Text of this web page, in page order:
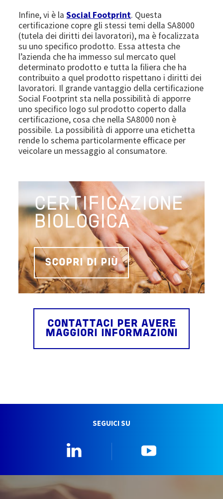
Infine, vi è laSocial Footprint. Questa
certificazione copre gli stessi temi della SA8000
(tutela dei diritti dei lavoratori), ma è focalizzata
su uno specifico prodotto. Essa attesta che
l’azienda che ha immesso sul mercato quel
determinato prodotto e tutta la filiera che ha
contribuito a quel prodotto rispettano i diritti dei
lavoratori. Il grande vantaggio della certificazione
Social Footprint sta nella possibilità di apporre
uno specifico logo sul prodotto coperto dalla
certificazione, cosa che nella SA8000 non è
possibile. La possibilità di apporre una etichetta
rende lo schema particolarmente efficace per
veicolare un messaggio al consumatore.
CERTIFICAZIONE
BIOLOGICA
SCOPRI DI PIÙ
CONTATTACI PER AVERE
MAGGIORI INFORMAZIONI
SEGUICI SU